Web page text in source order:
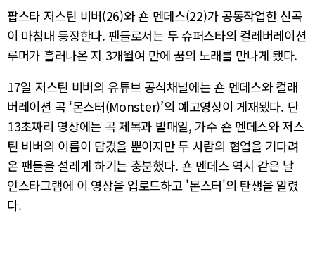
팝스타 저스틴 비버(26)와 숀 멘데스(22)가 공동작업한 신곡
이 마침내 등장한다. 팬들로서는 두 슈퍼스타의 컬레버레이션
루머가 흘러나온 지 3개월여 만에 꿈의 노래를 만나게 됐다.
17일 저스틴 비버의 유튜브 공식채널에는 숀 멘데스와 컬래
버레이션 곡 ‘몬스터(Monster)’의 예고영상이 게재됐다. 단
13초짜리 영상에는 곡 제목과 발매일, 가수 숀 멘데스와 저스
틴 비버의 이름이 담겼을 뿐이지만 두 사람의 협업을 기다려
온 팬들을 설레게 하기는 충분했다. 숀 멘데스 역시 같은 날
인스타그램에 이 영상을 업로드하고 '몬스터'의 탄생을 알렸
다.